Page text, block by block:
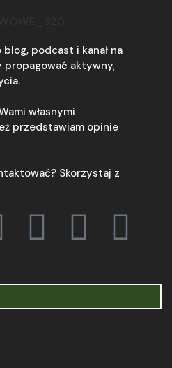
blog, podcast i kanał na
propagować aktywny,
własnymi
przedstawiam opinie
Skorzystaj z